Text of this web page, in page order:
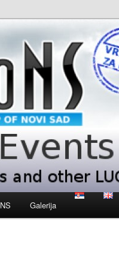
Weblog
events
Galerija